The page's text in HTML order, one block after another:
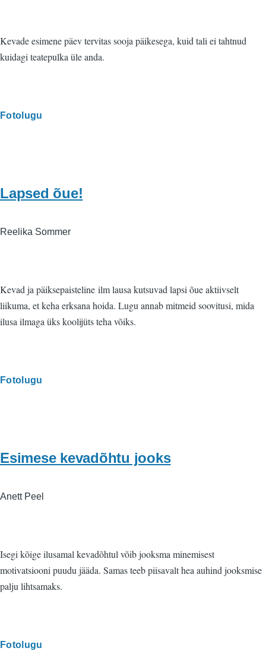
Kevade esimene päev tervitas sooja päikesega, kuid tali ei tahtnud
kuidagi teatepulka üle anda.
Fotolugu
Lapsed õue!
Reelika Sommer
Kevad ja päiksepaisteline ilm lausa kutsuvad lapsi õue aktiivselt
liikuma, et keha erksana hoida. Lugu annab mitmeid soovitusi, mida
ilusa ilmaga üks koolijüts teha võiks.
Fotolugu
Esimese kevadõhtu jooks
Anett Peel
Isegi kõige ilusamal kevadõhtul võib jooksma minemisest
motivatsiooni puudu jääda. Samas teeb piisavalt hea auhind jooksmise
palju lihtsamaks.
Fotolugu